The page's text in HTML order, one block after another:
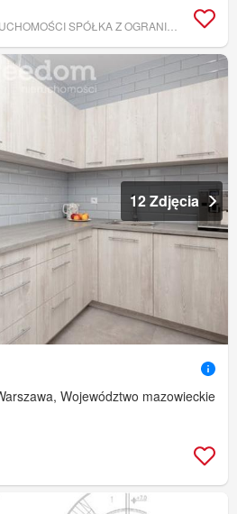
12 Zdjęcia
Województwo mazowieckie